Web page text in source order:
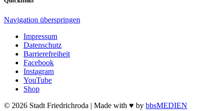
Navigation überspringen
Impressum
Datenschutz
Barrierefreiheit
Facebook
Instagram
YouTube
Shop
© 2026 Stadt Friedrichroda | Made with ♥ by bbsMEDIEN